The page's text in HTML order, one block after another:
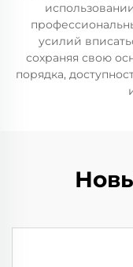
усилий
сохраняя свою
порядка,